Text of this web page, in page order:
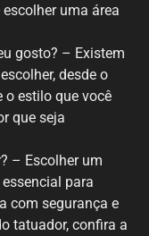
uma área
gosto? – Existem
desde o
o estilo que você
que seja
– Escolher um
para
com segurança e
tatuador, confira a